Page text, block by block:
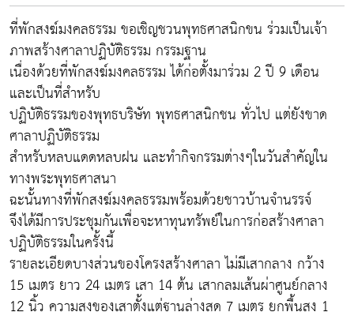
ที่พักสงฆ์มงคลธรรม ขอเชิญชวนพุทธศาสนิกขน ร่วมเป็นเจ้า
ภาพสร้างศาลาปฏิบัติธรรม กรรมฐาน
เนื่องด้วยที่พักสงฆ์มงคลธรรม ได้ก่อตั้งมาร่วม 2 ปี 9 เดือน
และเป็นที่สำหรับ
ปฏิบัติธรรมของพุทธบริษัท พุทธศาสนิกชน ทั่วไป แต่ยังขาด
ศาลาปฏิบัติธรรม
สำหรับหลบแดดหลบฝน และทำกิจกรรมต่างๆในวันสำคัญใน
ทางพระพุทธศาสนา
ฉะนั้นทางที่พักสงฆ์มงคลธรรมพร้อมด้วยชาวบ้านจำนรรจ์
จึงได้มีการประชุมกันเพื่อจะหาทุนทรัพย์ในการก่อสร้างศาลา
ปฏิบัติธรรมในครั้งนี้
รายละเอียดบางส่วนของโครงสร้างศาลา ไม่มีเสากลาง กว้าง
15 เมตร ยาว 24 เมตร เสา 14 ต้น เสากลมเส้นผ่าศูนย์กลาง
12 นิ้ว ความสูงของเสาตั้งแต่ฐานล่างสุด 7 เมตร ยกพื้นสูง 1